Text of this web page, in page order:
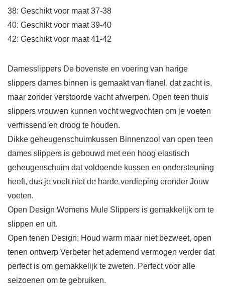
38: Geschikt voor maat 37-38
40: Geschikt voor maat 39-40
42: Geschikt voor maat 41-42
Damesslippers De bovenste en voering van harige
slippers dames binnen is gemaakt van flanel, dat zacht is,
maar zonder verstoorde vacht afwerpen. Open teen thuis
slippers vrouwen kunnen vocht wegvochten om je voeten
verfrissend en droog te houden.
Dikke geheugenschuimkussen Binnenzool van open teen
dames slippers is gebouwd met een hoog elastisch
geheugenschuim dat voldoende kussen en ondersteuning
heeft, dus je voelt niet de harde verdieping eronder Jouw
voeten.
Open Design Womens Mule Slippers is gemakkelijk om te
slippen en uit.
Open tenen Design: Houd warm maar niet bezweet, open
tenen ontwerp Verbeter het ademend vermogen verder dat
perfect is om gemakkelijk te zweten. Perfect voor alle
seizoenen om te gebruiken.